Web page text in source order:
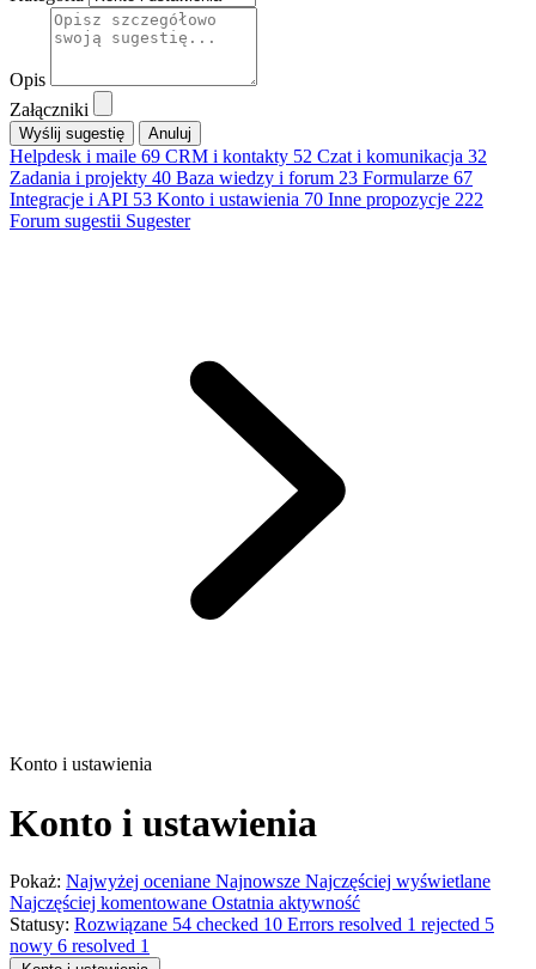
Opis
Załączniki
Anuluj
Helpdesk i maile 69 CRM i kontakty 52 Czat i komunikacja 32
Zadania i projekty 40 Baza wiedzy i forum 23 Formularze 67
Integracje i API 53 Konto i ustawienia 70 Inne propozycje 222
Forum sugestii Sugester
Konto i ustawienia
Konto i ustawienia
Pokaż: Najwyżej oceniane Najnowsze Najczęściej wyświetlane
Najczęściej komentowane Ostatnia aktywność
Statusy: Rozwiązane 54 checked 10 Errors resolved 1 rejected 5
nowy 6 resolved 1